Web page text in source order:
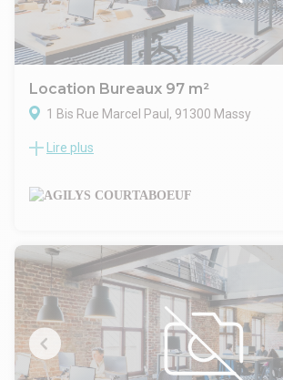
- Préavis : 6 mois
- Fiscalité : TVA
- Indice : ILAT
- Indexation : Annuelle, date prise effet
- Loyers et charges : Trimestriels et d'avance
Location Bureaux 97 m²
1 Bis Rue Marcel Paul, 91300 Massy
Parc Massy-Europe-PARIS SACLAY
location des surfaces mixtes de bureaux et
stockage à partir de 100 m²
- Type de bail : Commercial
- Durée : 3/6/9 ans
- Fiscalité : TVA
- Indexation : Annuelle
- Loyers et charges : Trimestriels
Lire plus